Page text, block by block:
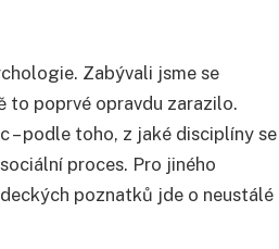
Zabývali jsme se
to poprvé opravdu zarazilo.
– podle toho, z jaké disciplíny se
proces. Pro jiného
poznatků jde o neustálé